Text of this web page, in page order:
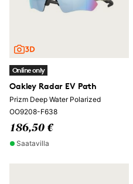
Online only
Oakley Radar EV Path
Prizm Deep Water Polarized
OO9208-F638
186,50 €
Saatavilla